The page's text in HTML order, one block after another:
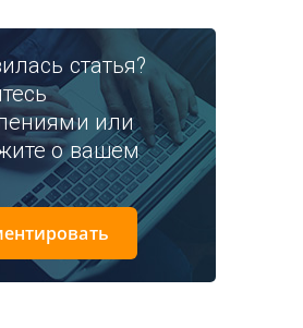
статья?
или
о вашем